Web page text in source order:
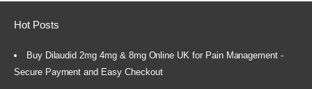
Hot Posts
Buy Dilaudid 2mg 4mg & 8mg Online UK for Pain Management -
Secure Payment and Easy Checkout